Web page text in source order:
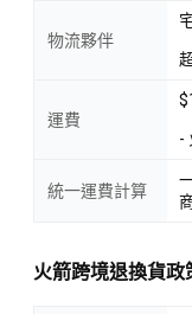
物流夥伴
運費
-
統一運費計算
火箭跨境退換貨政